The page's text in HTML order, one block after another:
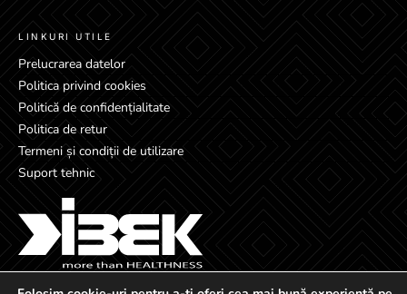
LINKURI UTILE
Prelucrarea datelor
Politica privind cookies
Politică de confidențialitate
Politica de retur
Termeni și condiții de utilizare
Suport tehnic